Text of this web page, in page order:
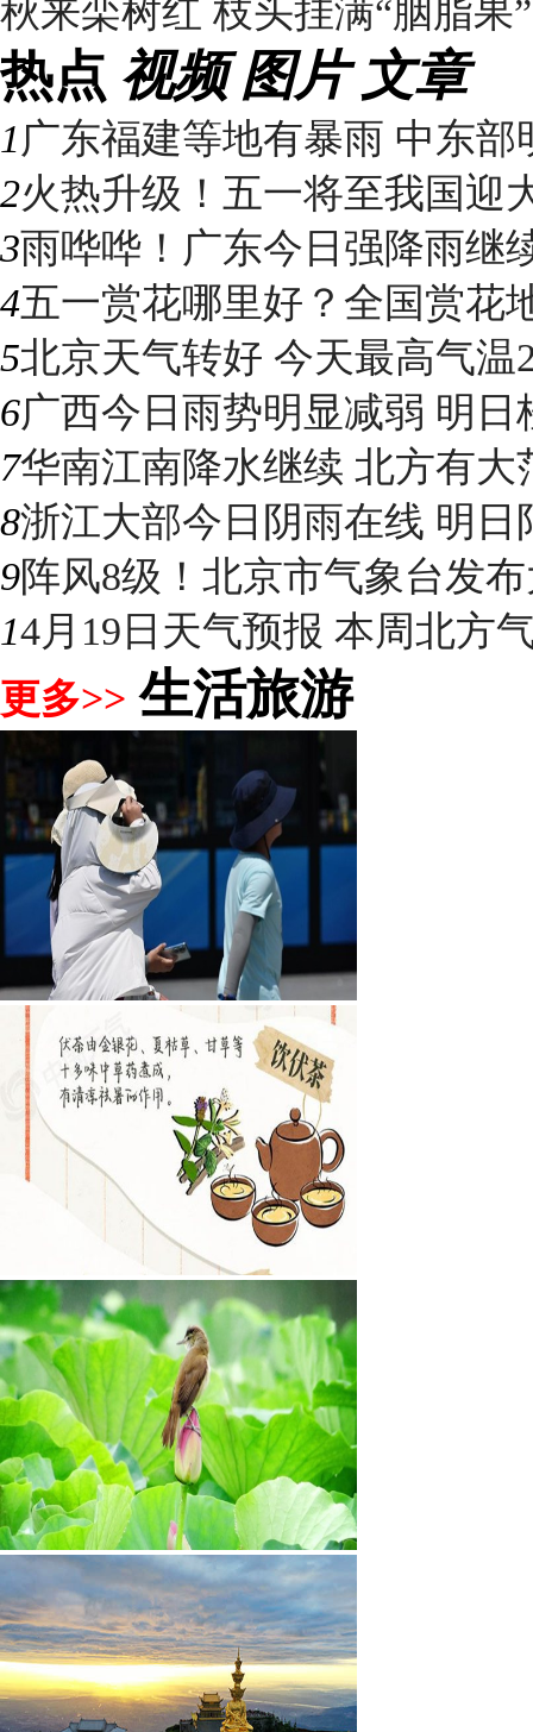
秋来栾树红 枝头挂满“胭脂果”
热点 视频 图片 文章
1 广东福建等地有暴雨 中东部
2火热升级！五一将至我国迎
3雨哗哗！广东今日强降雨继
4五一赏花哪里好？全国赏花
5北京天气转好 今天最高气
6广西今日雨势明显减弱 明日
7华南江南降水继续 北方有大
8浙江大部今日阴雨在线 明日
9阵风8级！北京市气象台发
14月19日天气预报 本周北方
更多>> 生活旅游